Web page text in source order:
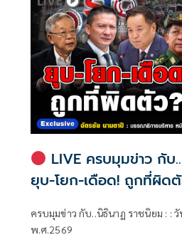
LIVE ครบมุมข่าว กับ
ยุบ-โยก-เดือด! ถูกที่ผิด
ครบมุมข่าว กับ..นิธินาฏ ราชนิยม : :
พ.ศ.2569